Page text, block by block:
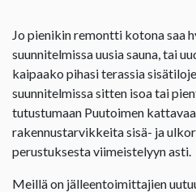
Jo pienikin remontti kotona saa
suunnitelmissa uusia sauna, tai
kaipaako pihasi terassia
suunnitelmissa sitten isoa tai
tutustumaan Puutoimen
rakennustarvikkeita sisä- ja
perustuksesta viimeistelyyn asti.
Meillä on jälleentoimittajien